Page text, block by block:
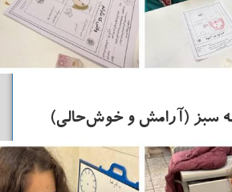
سبز (آرامش و خوش‌حالی)